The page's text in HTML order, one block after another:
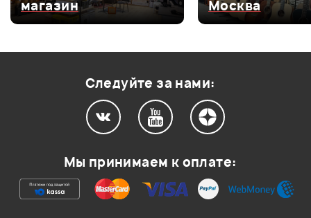
Оценка3
0
Ваша оценка:
магазин
Москва
Следуйте за нами:
Мы принимаем к оплате: